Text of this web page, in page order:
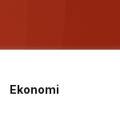
Ekonomi